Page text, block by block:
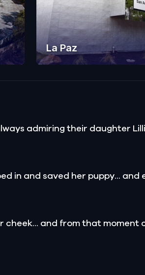
La Paz
admiring their daughter
in and saved her puppy... and
cheek... and from that moment